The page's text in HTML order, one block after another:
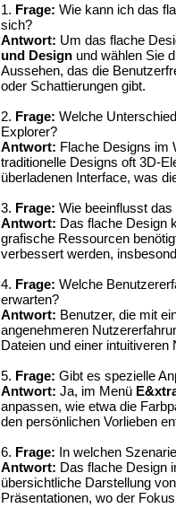
1. Frage: Wie kann ich das
sich?
Antwort: Um das flache
und Design und wählen Sie
Aussehen, das die
oder Schattierungen gibt.
2. Frage: Welche
Explorer?
Antwort: Flache Designs im
traditionelle Designs oft 3D-
überladenen Interface, was
3. Frage: Wie beeinflusst
Antwort: Das flache Design
grafische Ressourcen
verbessert werden,
4. Frage: Welche
erwarten?
Antwort: Benutzer, die mit
angenehmeren
Dateien und einer
5. Frage: Gibt es spezielle
Antwort: Ja, im Menü
anpassen, wie etwa die
den persönlichen Vorlieben
6. Frage: In welchen
Antwort: Das flache Design
übersichtliche Darstellung
Präsentationen, wo der